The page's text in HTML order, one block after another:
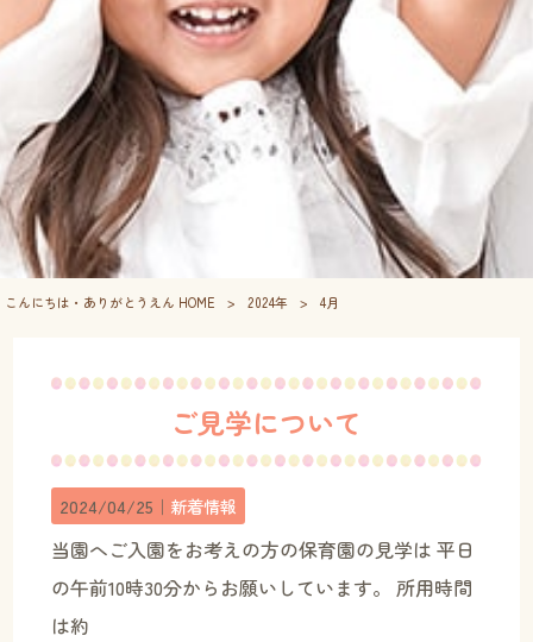
こんにちは・ありがとうえん HOME > 2024年 > 4月
ご見学について
2024/04/25｜ 新着情報
当園へご入園をお考えの方の保育園の見学は 平日
の午前10時30分からお願いしています。 所用時間
は約